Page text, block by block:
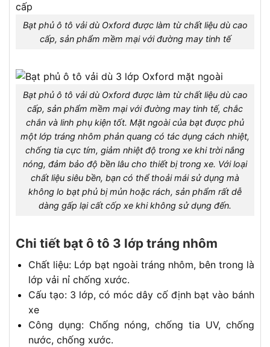
Bạt phủ ô tô vải dù Oxford được làm từ chất liệu dù cao
cấp, sản phẩm mềm mại với đường may tinh tế
Bạt phủ ô tô vải dù Oxford được làm từ chất liệu dù cao
cấp, sản phẩm mềm mại với đường may tinh tế, chắc
chắn và linh phụ kiện tốt. Mặt ngoài của bạt được phủ
một lớp tráng nhôm phản quang có tác dụng cách nhiệt,
chống tia cực tím, giảm nhiệt độ trong xe khi trời nắng
nóng, đảm bảo độ bền lâu cho thiết bị trong xe. Với loại
chất liệu siêu bền, bạn có thể thoải mái sử dụng mà
không lo bạt phủ bị mủn hoặc rách, sản phẩm rất dễ
dàng gấp lại cất cốp xe khi không sử dụng đến.
Chi tiết bạt ô tô 3 lớp tráng nhôm
Chất liệu: Lớp bạt ngoài tráng nhôm, bên trong là
lớp vải nỉ chống xước.
Cấu tạo: 3 lớp, có móc dây cố định bạt vào bánh
xe
Công dụng: Chống nóng, chống tia UV, chống
nước, chống xước.